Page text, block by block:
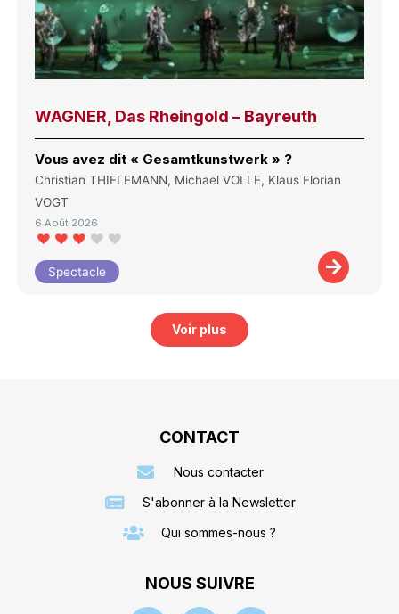
WAGNER, Das Rheingold – Bayreuth
Vous avez dit « Gesamtkunstwerk » ?
Christian THIELEMANN, Michael VOLLE, Klaus Florian
VOGT
6 Août 2026
Spectacle
Voir plus
CONTACT
Nous contacter
S'abonner à la Newsletter
Qui sommes-nous ?
NOUS SUIVRE